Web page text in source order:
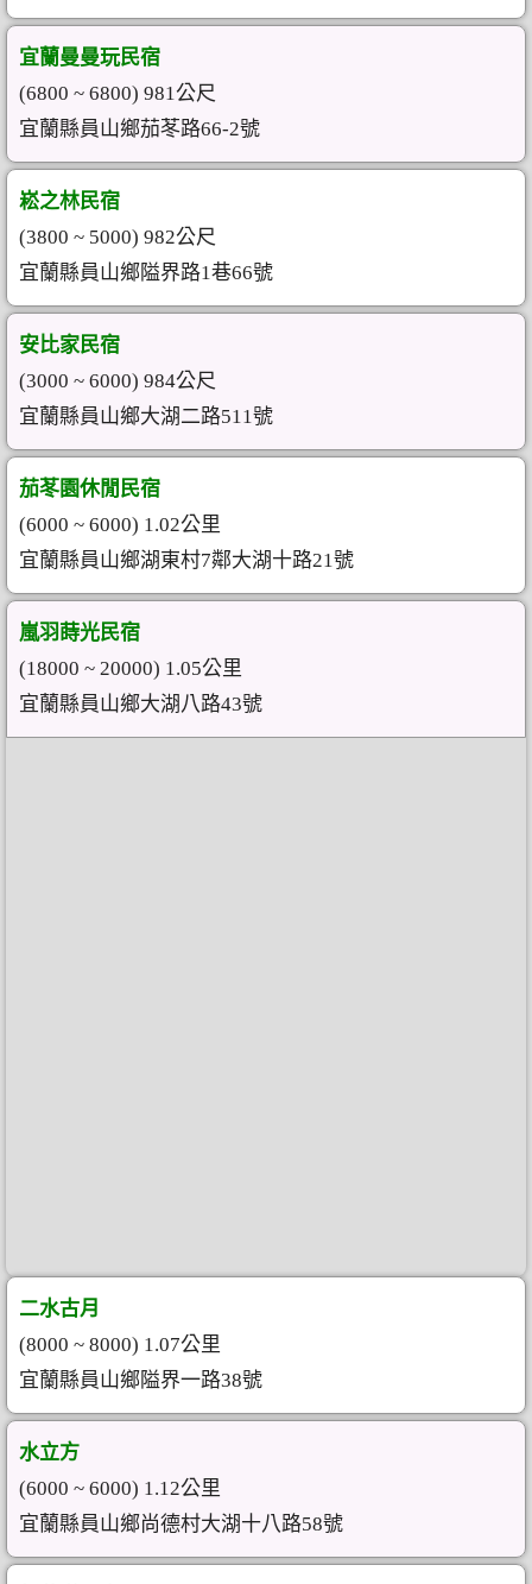
宜蘭曼曼玩民宿
(6800 ~ 6800) 981公尺
宜蘭縣員山鄉茄苳路66-2號
崧之林民宿
(3800 ~ 5000) 982公尺
宜蘭縣員山鄉隘界路1巷66號
安比家民宿
(3000 ~ 6000) 984公尺
宜蘭縣員山鄉大湖二路511號
茄苳園休閒民宿
(6000 ~ 6000) 1.02公里
宜蘭縣員山鄉湖東村7鄰大湖十路21號
嵐羽蒔光民宿
(18000 ~ 20000) 1.05公里
宜蘭縣員山鄉大湖八路43號
二水古月
(8000 ~ 8000) 1.07公里
宜蘭縣員山鄉隘界一路38號
水立方
(6000 ~ 6000) 1.12公里
宜蘭縣員山鄉尚德村大湖十八路58號